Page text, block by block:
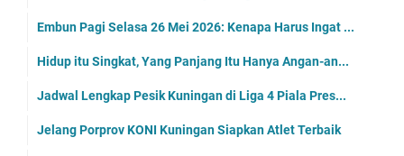
Embun Pagi Selasa 26 Mei 2026: Kenapa Harus Ingat ...
Hidup itu Singkat, Yang Panjang Itu Hanya Angan-an...
Jadwal Lengkap Pesik Kuningan di Liga 4 Piala Pres...
Jelang Porprov KONI Kuningan Siapkan Atlet Terbaik